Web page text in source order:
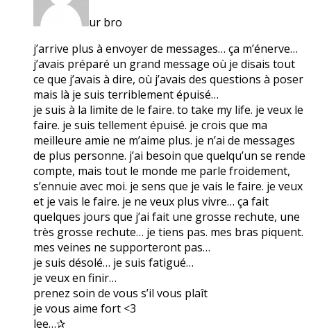
ur bro
j’arrive plus à envoyer de messages… ça m’énerve…
j’avais préparé un grand message où je disais tout
ce que j’avais à dire, où j’avais des questions à poser
mais là je suis terriblement épuisé…
je suis à la limite de le faire. to take my life. je veux le
faire. je suis tellement épuisé. je crois que ma
meilleure amie ne m’aime plus. je n’ai de messages
de plus personne. j’ai besoin que quelqu’un se rende
compte, mais tout le monde me parle froidement,
s’ennuie avec moi. je sens que je vais le faire. je veux
et je vais le faire. je ne veux plus vivre… ça fait
quelques jours que j’ai fait une grosse rechute, une
très grosse rechute… je tiens pas. mes bras piquent.
mes veines ne supporteront pas…
je suis désolé… je suis fatigué…
je veux en finir…
prenez soin de vous s’il vous plaît
je vous aime fort <3
lee…✰